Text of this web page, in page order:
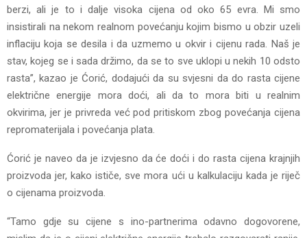
berzi, ali je to i dalje visoka cijena od oko 65 evra. Mi smo
insistirali na nekom realnom povećanju kojim bismo u obzir uzeli
inflaciju koja se desila i da uzmemo u okvir i cijenu rada. Naš je
stav, kojeg se i sada držimo, da se to sve uklopi u nekih 10 odsto
rasta”, kazao je Ćorić, dodajući da su svjesni da do rasta cijene
električne energije mora doći, ali da to mora biti u realnim
okvirima, jer je privreda već pod pritiskom zbog povećanja cijena
repromaterijala i povećanja plata.
Ćorić je naveo da je izvjesno da će doći i do rasta cijena krajnjih
proizvoda jer, kako ističe, sve mora ući u kalkulaciju kada je riječ
o cijenama proizvoda.
“Tamo gdje su cijene s ino-partnerima odavno dogovorene,